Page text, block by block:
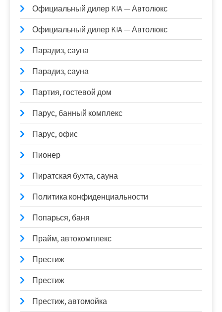
Официальный дилер KIA — Автолюкс
Официальный дилер KIA — Автолюкс
Парадиз, сауна
Парадиз, сауна
Партия, гостевой дом
Парус, банный комплекс
Парус, офис
Пионер
Пиратская бухта, сауна
Политика конфиденциальности
Попарься, баня
Прайм, автокомплекс
Престиж
Престиж
Престиж, автомойка